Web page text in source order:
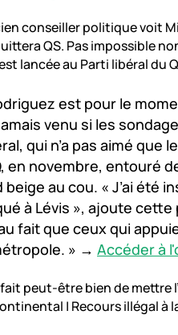
conseiller politique voit
QS. Pas impossible
lancée au Parti libéral du
est pour le
venu si les
qui n’a pas aimé que
en novembre, entouré
au cou. « J’ai été
à Lévis », ajoute cette
fait que ceux qui
» → Accéder à
peut-être bien de mettre
| Recours illégal à